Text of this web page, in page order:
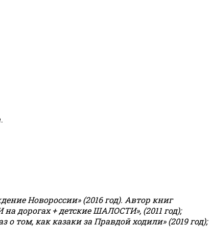
Новороссии» (2016 год). Автор книг
дорогах + детские ШАЛОСТИ», (2011 год);
о том, как казаки за Правдой ходили» (2019 год);